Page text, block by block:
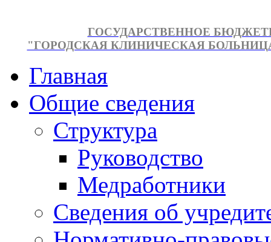
ГОСУДАРСТВЕННОЕ
"ГОРОДСКАЯ КЛИНИЧЕСКАЯ
Главная
Общие сведения
Структура
Руководство
Медработники
Сведения об